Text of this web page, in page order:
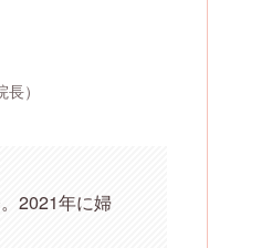
）
2021年に婦